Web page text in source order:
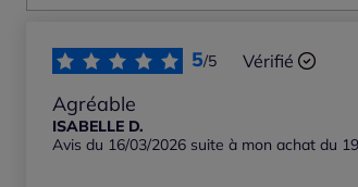
Les plus anciens
5/5 Vérifié
Agréable
ISABELLE D.
Avis du 16/03/2026 suite à mon achat du